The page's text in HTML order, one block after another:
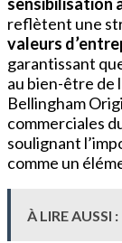
reflètent une
valeurs
garantissant
au bien-être de
Bellingham
commerciales
soulignant
comme un
À LIRE AUSSI :